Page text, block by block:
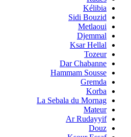
Kélibia
Sidi Bouzid
Metlaoui
Djemmal
Ksar Hellal
Tozeur
Dar Chabanne
Hammam Sousse
Gremda
Korba
La Sebala du Mornag
Mateur
Ar Rudayyif
Douz